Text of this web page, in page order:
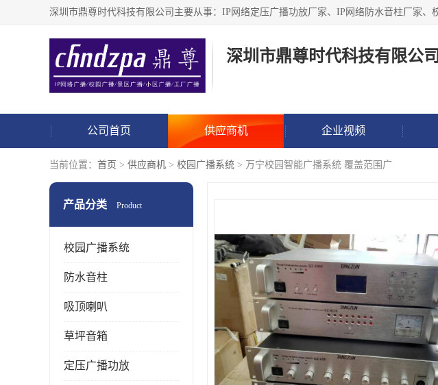
深圳市鼎尊时代科技有限公司
公司首页 供应商机 企业视频
当前位置： 首页 > 供应商机 > 校园广播系统 > 万宁校园智能广播系统 覆盖范围广
产品分类 Product
校园广播系统
防水音柱
吸顶喇叭
草坪音箱
定压广播功放